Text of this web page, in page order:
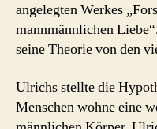
angelegten Werkes
mannmännlichen
seine Theorie von den
Ulrichs stellte die
Menschen wohne eine